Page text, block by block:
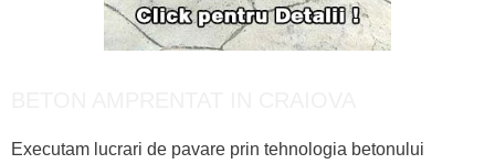
Executam lucrari de pavare prin tehnologia betonului